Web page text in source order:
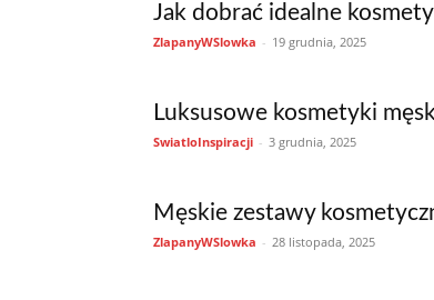
Jak dobrać idealne
ZlapanyWSlowka - 19 grudnia, 2025
Luksusowe kosmetyki
SwiatloInspiracji - 3 grudnia, 2025
Męskie zestawy
ZlapanyWSlowka - 28 listopada, 2025